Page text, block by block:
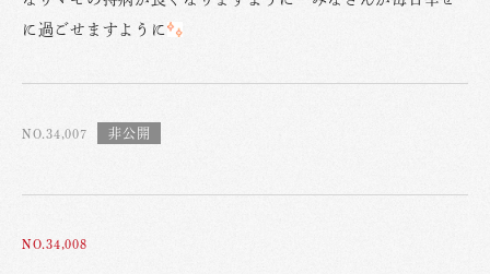
に過ごせますように
NO.34,007
NO.34,008